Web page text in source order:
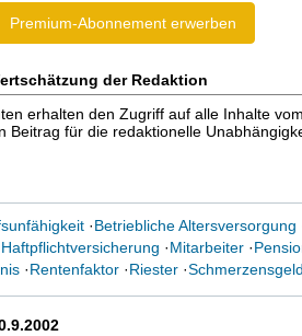
Premium-Abonnement erwerben
der Redaktion
erhalten den Zugriff auf alle Inhalte
Beitrag für die redaktionelle
·Betriebliche Altersversorgung
Haftpflichtversicherung ·Mitarbeiter·
·Rentenfaktor·Riester·Schmerzensgeld